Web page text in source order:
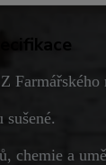
sušené.
chemie a